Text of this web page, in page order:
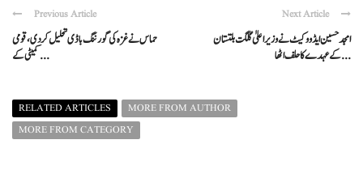
Previous Article
حماس نے غزہ کی گورننگ باڈی تحلیل کر دی، قومی
کمیٹی کے ...
Next Article
امجد حسین ایڈووکیٹ نے وزیراعلیٰ گلگت بلتستان
کے عہدے کا حلف اٹھا ...
RELATED ARTICLES
MORE FROM AUTHOR
MORE FROM CATEGORY